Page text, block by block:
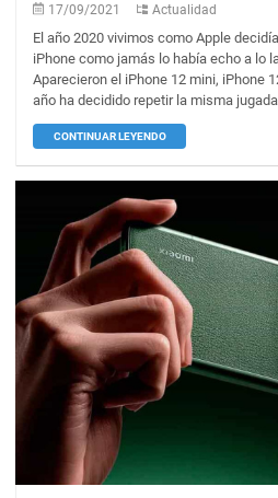
17/09/2021 Actualidad
El año 2020 vivimos como Apple
iPhone como jamás lo había echo a lo
Aparecieron el iPhone 12 mini, iPhone
año ha decidido repetir la misma
CONTINUAR LEYENDO